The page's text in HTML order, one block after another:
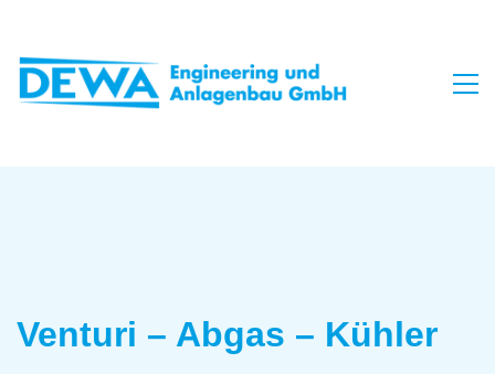
Venturi – Abgas – Kühler